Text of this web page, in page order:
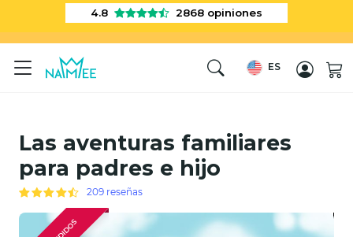
4.8 2868 opiniones
ES
Las aventuras familiares
para padres e hijo
209 reseñas